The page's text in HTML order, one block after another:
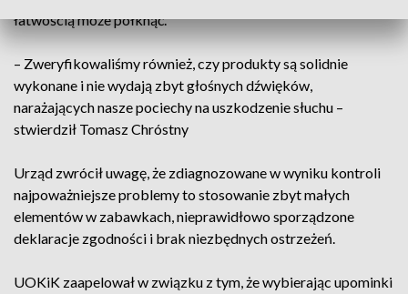
łatwością może połknąć.
– Zweryfikowaliśmy również, czy produkty są solidnie
wykonane i nie wydają zbyt głośnych dźwięków,
narażających nasze pociechy na uszkodzenie słuchu –
stwierdził Tomasz Chróstny
Urząd zwrócił uwagę, że zdiagnozowane w wyniku kontroli
najpoważniejsze problemy to stosowanie zbyt małych
elementów w zabawkach, nieprawidłowo sporządzone
deklaracje zgodności i brak niezbędnych ostrzeżeń.
UOKiK zaapelował w związku z tym, że wybierając upominki